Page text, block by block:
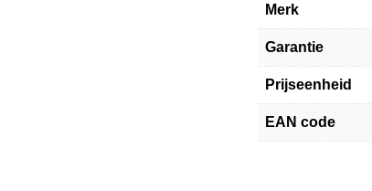
Merk
Garantie
Prijseenheid
EAN code